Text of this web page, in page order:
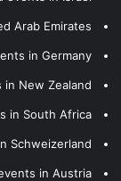
Arab Emirates
in Germany
New Zealand
in South Africa
Schweizerland
in Austria